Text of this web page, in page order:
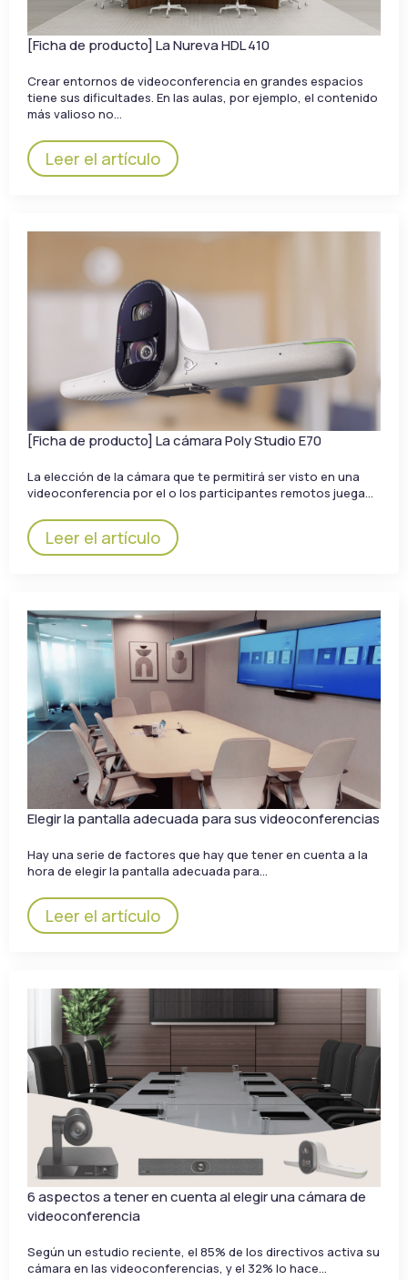
[Ficha de producto] La Nureva HDL 410
Crear entornos de videoconferencia en grandes espacios
tiene sus dificultades. En las aulas, por ejemplo, el contenido
más valioso no…
Leer el artículo
[Ficha de producto] La cámara Poly Studio E70
La elección de la cámara que te permitirá ser visto en una
videoconferencia por el o los participantes remotos juega…
Leer el artículo
Elegir la pantalla adecuada para sus videoconferencias
Hay una serie de factores que hay que tener en cuenta a la
hora de elegir la pantalla adecuada para…
Leer el artículo
6 aspectos a tener en cuenta al elegir una cámara de
videoconferencia
Según un estudio reciente, el 85% de los directivos activa su
cámara en las videoconferencias, y el 32% lo hace…